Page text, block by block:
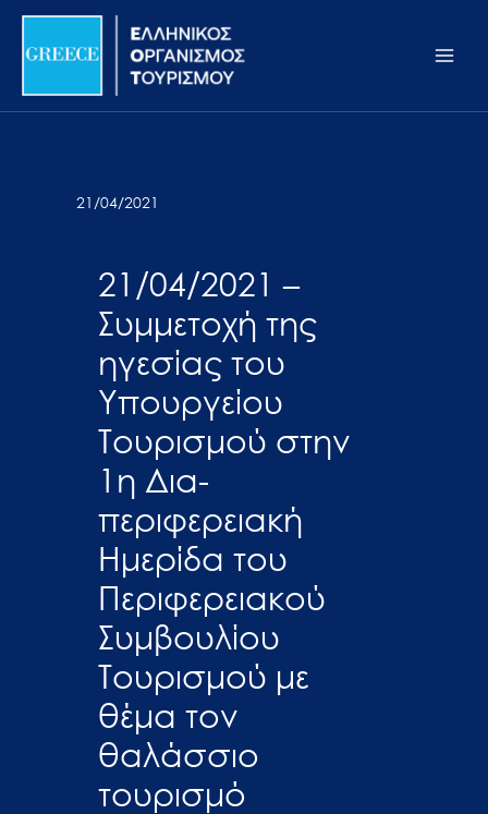
Σημείωση:
ιστότοπος
προσβασιμότητας.
Μετάβαση
περιεχόμενο
21/04/2021
21/04/2021 –
Συμμετοχή της
ηγεσίας του
Υπουργείου
Τουρισμού στην
1η Δια-
περιφερειακή
Ημερίδα του
Περιφερειακού
Συμβουλίου
Τουρισμού με
θέμα τον
θαλάσσιο
τουρισμό